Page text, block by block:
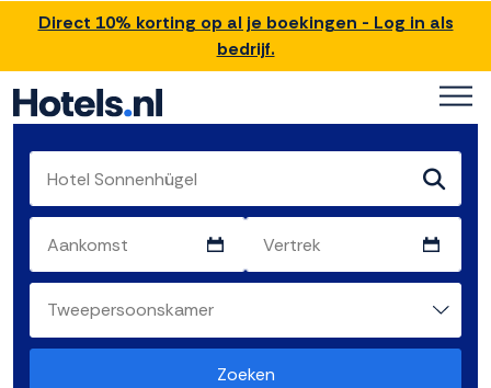
Direct 10% korting op al je boekingen - Log in als
bedrijf.
Zoeken